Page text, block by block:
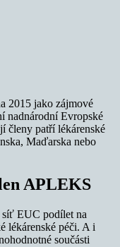
2015 jako zájmové
nadnárodní Evropské
členy patří lékárenské
Maďarska nebo
APLEKS
síť EUC podílet na
lékárenské péči. A i
součásti